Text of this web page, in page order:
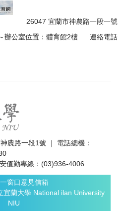
26047 宜蘭市神農路一段一號
辦公室位置：體育館2樓 連絡電話
農路一段1號 ｜ 電話總機：
值勤專線：(03)936-4006
窗口意見信箱
宜蘭大學 National ilan University
NIU